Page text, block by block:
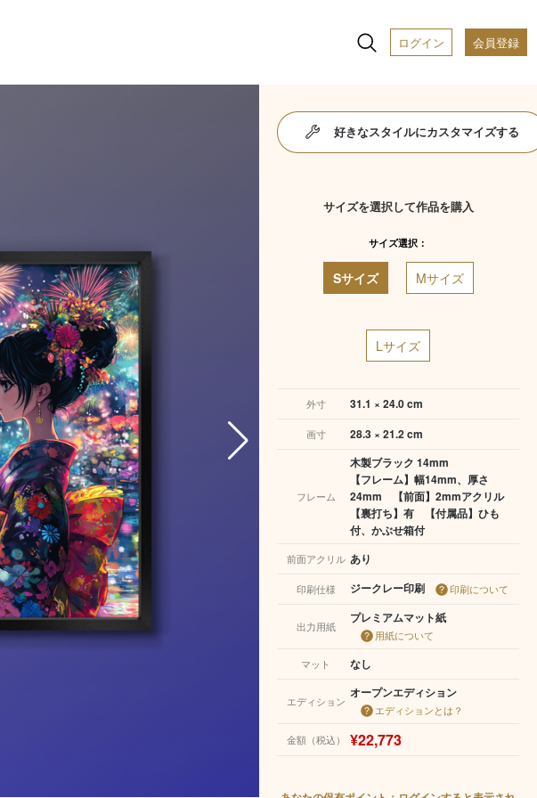
ログイン 会員登録
好きなスタイルにカスタマイズする
サイズを選択して作品を購入
サイズ選択：
Sサイズ Mサイズ
Lサイズ
外寸 31.1 × 24.0 cm
画寸 28.3 × 21.2 cm
フレーム
木製ブラック 14mm
【フレーム】幅14mm、厚さ
24mm 【前面】2mmアクリル
【裏打ち】有 【付属品】ひも
付、かぶせ箱付
前面アクリル あり
印刷仕様 ジークレー印刷 印刷について
出力用紙
プレミアムマット紙
用紙について
マット
なし
エディション
オープンエディション
エディションとは？
金額（税込） ¥22,773